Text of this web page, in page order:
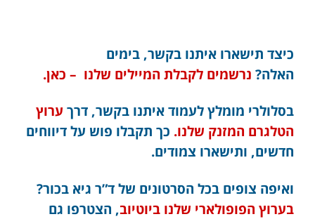
כיצד תישארו איתנו בקשר, בימים
האלה? נרשמים לקבלת המיילים שלנו – כאן.
בסלולרי מומלץ לעמוד איתנו בקשר, דרך ערוץ
הטלגרם המזנק שלנו. כך תקבלו פוש על דיווחים
חדשים, ותישארו צמודים.
ואיפה צופים בכל הסרטונים של ד”ר גיא בכור?
בערוץ הפופולארי שלנו ביוטיוב, הצטרפו גם